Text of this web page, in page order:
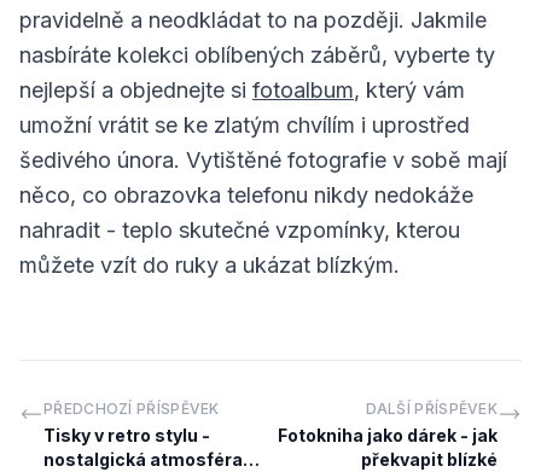
pravidelně a neodkládat to na později. Jakmile
nasbíráte kolekci oblíbených záběrů, vyberte ty
nejlepší a objednejte si fotoalbum, který vám
umožní vrátit se ke zlatým chvílím i uprostřed
šedivého února. Vytištěné fotografie v sobě mají
něco, co obrazovka telefonu nikdy nedokáže
nahradit - teplo skutečné vzpomínky, kterou
můžete vzít do ruky a ukázat blízkým.
PŘEDCHOZÍ PŘÍSPĚVEK
Tisky v retro stylu -
nostalgická atmosféra
DALŠÍ PŘÍSPĚVEK
Fotokniha jako dárek - jak
překvapit blízké